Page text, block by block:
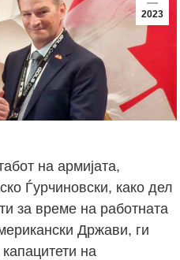
2023
на армијата,
Ѓурчиновски, како дел
за време на работната
Држави, ги
на